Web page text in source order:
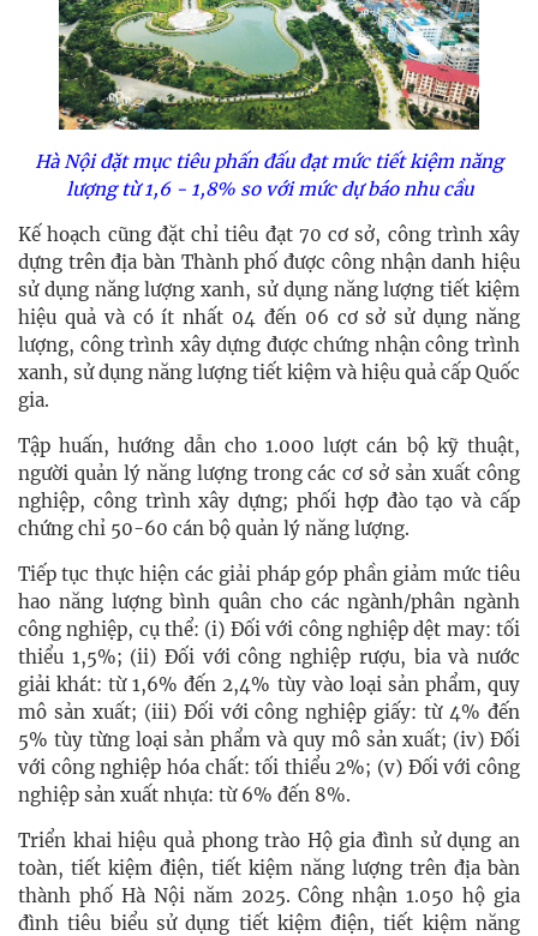
Hà Nội đặt mục tiêu phấn đấu đạt mức tiết kiệm năng
lượng từ 1,6 - 1,8% so với mức dự báo nhu cầu
Kế hoạch cũng đặt chỉ tiêu đạt 70 cơ sở, công trình xây
dựng trên địa bàn Thành phố được công nhận danh hiệu
sử dụng năng lượng xanh, sử dụng năng lượng tiết kiệm
hiệu quả và có ít nhất 04 đến 06 cơ sở sử dụng năng
lượng, công trình xây dựng được chứng nhận công trình
xanh, sử dụng năng lượng tiết kiệm và hiệu quả cấp Quốc
gia.
Tập huấn, hướng dẫn cho 1.000 lượt cán bộ kỹ thuật,
người quản lý năng lượng trong các cơ sở sản xuất công
nghiệp, công trình xây dựng; phối hợp đào tạo và cấp
chứng chỉ 50-60 cán bộ quản lý năng lượng.
Tiếp tục thực hiện các giải pháp góp phần giảm mức tiêu
hao năng lượng bình quân cho các ngành/phân ngành
công nghiệp, cụ thể: (i) Đối với công nghiệp dệt may: tối
thiểu 1,5%; (ii) Đối với công nghiệp rượu, bia và nước
giải khát: từ 1,6% đến 2,4% tùy vào loại sản phẩm, quy
mô sản xuất; (iii) Đối với công nghiệp giấy: từ 4% đến
5% tùy từng loại sản phẩm và quy mô sản xuất; (iv) Đối
với công nghiệp hóa chất: tối thiểu 2%; (v) Đối với công
nghiệp sản xuất nhựa: từ 6% đến 8%.
Triển khai hiệu quả phong trào Hộ gia đình sử dụng an
toàn, tiết kiệm điện, tiết kiệm năng lượng trên địa bàn
thành phố Hà Nội năm 2025. Công nhận 1.050 hộ gia
đình tiêu biểu sử dụng tiết kiệm điện, tiết kiệm năng